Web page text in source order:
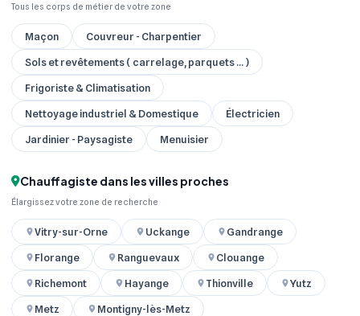
Tous les corps de métier de votre zone
Maçon
Couvreur - Charpentier
Sols et revêtements ( carrelage, parquets ... )
Frigoriste & Climatisation
Nettoyage industriel & Domestique
Électricien
Jardinier - Paysagiste
Menuisier
Chauffagiste dans les villes proches
Élargissez votre zone de recherche
Vitry-sur-Orne Uckange
Gandrange
Florange
Ranguevaux
Clouange
Richemont
Hayange Thionville
Yutz
Metz
Montigny-lès-Metz